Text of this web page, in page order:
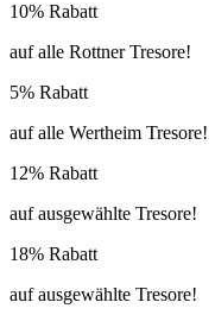
10% Rabatt
auf alle Rottner Tresore!
5% Rabatt
auf alle Wertheim Tresore!
12% Rabatt
auf ausgewählte Tresore!
18% Rabatt
auf ausgewählte Tresore!